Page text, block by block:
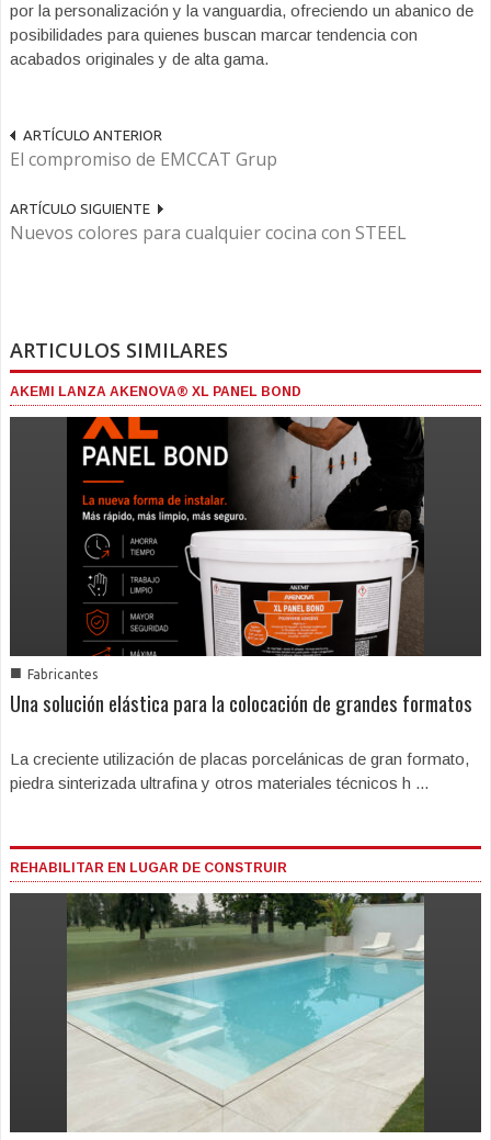
por la personalización y la vanguardia, ofreciendo un abanico de
posibilidades para quienes buscan marcar tendencia con
acabados originales y de alta gama.
ARTÍCULO ANTERIOR
El compromiso de EMCCAT Grup
ARTÍCULO SIGUIENTE
Nuevos colores para cualquier cocina con STEEL
ARTICULOS SIMILARES
AKEMI LANZA AKENOVA® XL PANEL BOND
■ Fabricantes
Una solución elástica para la colocación de grandes formatos
La creciente utilización de placas porcelánicas de gran formato,
piedra sinterizada ultrafina y otros materiales técnicos h ...
REHABILITAR EN LUGAR DE CONSTRUIR